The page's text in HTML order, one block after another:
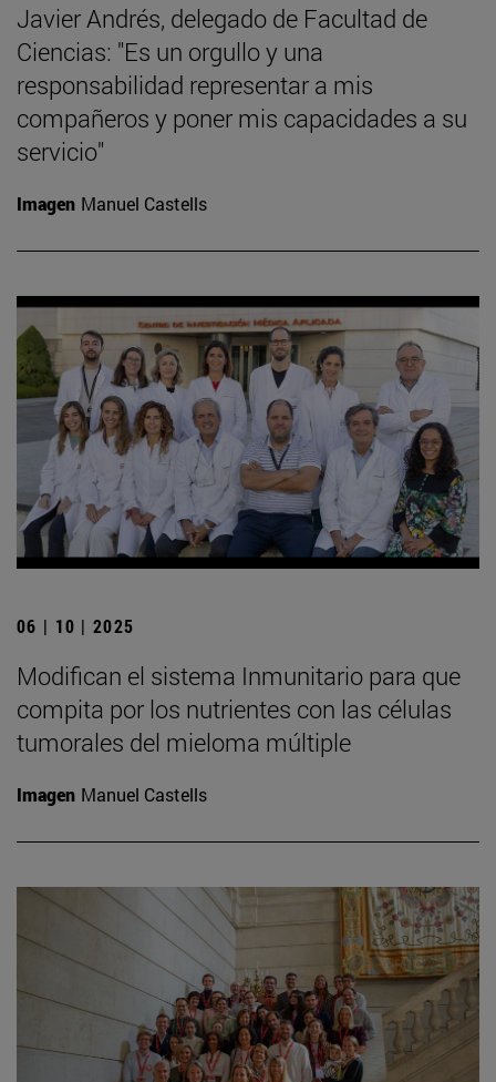
Javier Andrés, delegado de Facultad de
Ciencias: "Es un orgullo y una
responsabilidad representar a mis
compañeros y poner mis capacidades a su
servicio"
Imagen Manuel Castells
06 | 10 | 2025
Modifican el sistema Inmunitario para que
compita por los nutrientes con las células
tumorales del mieloma múltiple
Imagen Manuel Castells